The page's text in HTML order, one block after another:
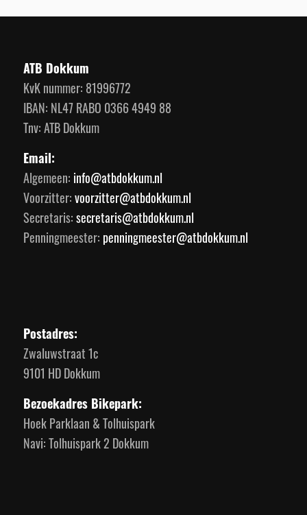
ATB Dokkum
KvK nummer: 81996772
IBAN: NL47 RABO 0366 4949 88
Tnv: ATB Dokkum
Email:
Algemeen: info@atbdokkum.nl
Voorzitter:voorzitter@atbdokkum.nl
Secretaris:secretaris@atbdokkum.nl
Penningmeester: penningmeester@atbdokkum.nl
Postadres:
Zwaluwstraat 1c
9101 HD Dokkum
Bezoekadres Bikepark:
Hoek Parklaan & Tolhuispark
Navi: Tolhuispark 2 Dokkum